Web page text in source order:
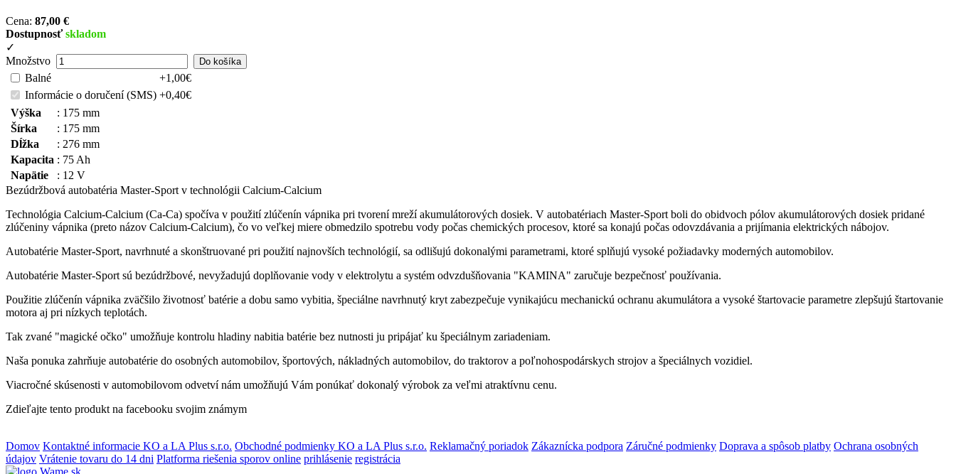
Cena: 87,00 €
Dostupnosť skladom
✓
Množstvo
Balné
+1,00€
Informácie o doručení (SMS) +0,40€
Výška
: 175 mm
Šírka
: 175 mm
Dĺžka
: 276 mm
Kapacita : 75 Ah
Napätie
: 12 V
Bezúdržbová autobatéria Master-Sport v technológii Calcium-Calcium
Technológia Calcium-Calcium (Ca-Ca) spočíva v použití zlúčenín vápnika pri tvorení mreží akumulátorových dosiek. V autobatériach Master-Sport boli do obidvoch pólov akumulátorových dosiek pridané
zlúčeniny vápnika (preto názov Calcium-Calcium), čo vo veľkej miere obmedzilo spotrebu vody počas chemických procesov, ktoré sa konajú počas odovzdávania a prijímania elektrických nábojov.
Autobatérie Master-Sport, navrhnuté a skonštruované pri použití najnovších technológií, sa odlišujú dokonalými parametrami, ktoré splňujú vysoké požiadavky moderných automobilov.
Autobatérie Master-Sport sú bezúdržbové, nevyžadujú doplňovanie vody v elektrolytu a systém odvzdušňovania "KAMINA" zaručuje bezpečnosť používania.
Použitie zlúčenín vápnika zväčšilo životnosť batérie a dobu samo vybitia, špeciálne navrhnutý kryt zabezpečuje vynikajúcu mechanickú ochranu akumulátora a vysoké štartovacie parametre zlepšujú štartovanie
motora aj pri nízkych teplotách.
Tak zvané "magické očko" umožňuje kontrolu hladiny nabitia batérie bez nutnosti ju pripájať ku špeciálnym zariadeniam.
Naša ponuka zahrňuje autobatérie do osobných automobilov, športových, nákladných automobilov, do traktorov a poľnohospodárskych strojov a špeciálnych vozidiel.
Viacročné skúsenosti v automobilovom odvetví nám umožňujú Vám ponúkať dokonalý výrobok za veľmi atraktívnu cenu.
Zdieľajte tento produkt na facebooku svojim známym
Domov Kontaktné informacie KO a LA Plus s.r.o. Obchodné podmienky KO a LA Plus s.r.o. Reklamačný poriadok Zákaznícka podpora Záručné podmienky Doprava a spôsob platby Ochrana osobných
údajov Vrátenie tovaru do 14 dni Platforma riešenia sporov online prihlásenie registrácia